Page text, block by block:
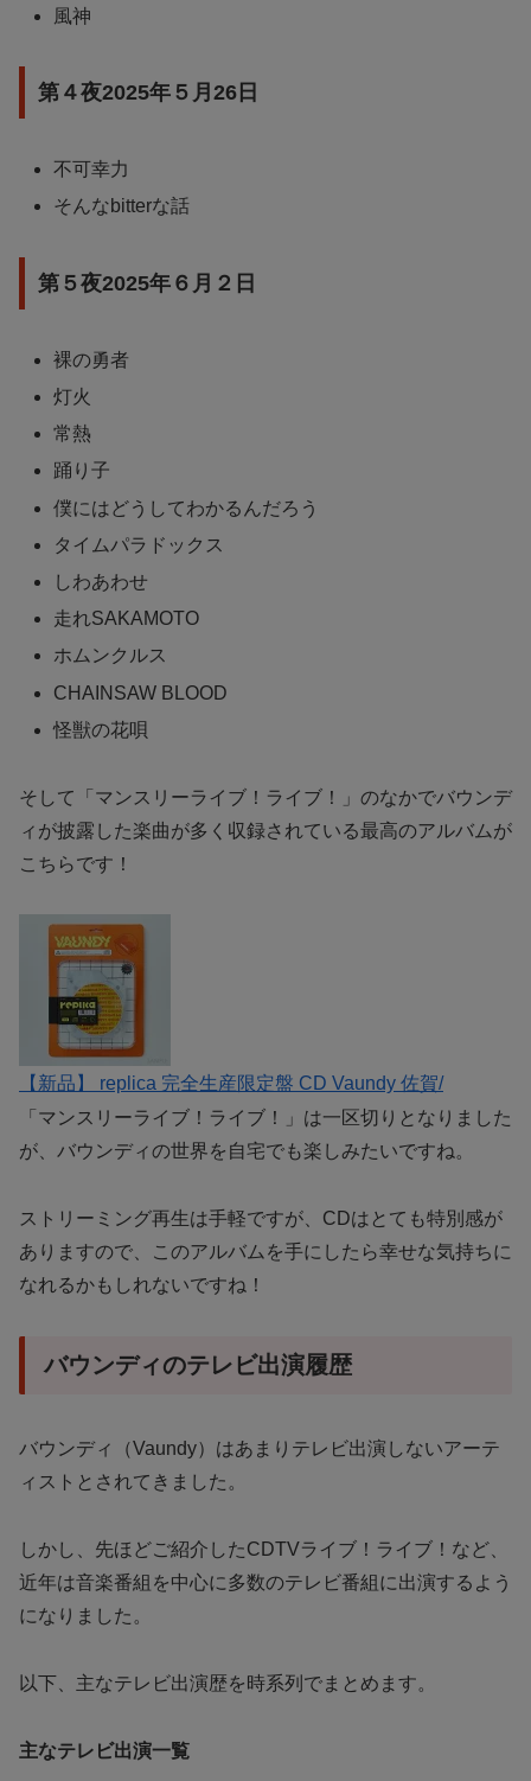
風神
第４夜2025年５月26日
不可幸力
そんなbitterな話
第５夜2025年６月２日
裸の勇者
灯火
常熱
踊り子
僕にはどうしてわかるんだろう
タイムパラドックス
しわあわせ
走れSAKAMOTO
ホムンクルス
CHAINSAW BLOOD
怪獣の花唄
そして「マンスリーライブ！ライブ！」のなかでバウンデ
ィが披露した楽曲が多く収録されている最高のアルバムが
こちらです！
【新品】 replica 完全生産限定盤 CD Vaundy 佐賀/
「マンスリーライブ！ライブ！」は一区切りとなりました
が、バウンディの世界を自宅でも楽しみたいですね。
ストリーミング再生は手軽ですが、CDはとても特別感が
ありますので、このアルバムを手にしたら幸せな気持ちに
なれるかもしれないですね！
バウンディのテレビ出演履歴
バウンディ（Vaundy）はあまりテレビ出演しないアーテ
ィストとされてきました。
しかし、先ほどご紹介したCDTVライブ！ライブ！など、
近年は音楽番組を中心に多数のテレビ番組に出演するよう
になりました。
以下、主なテレビ出演歴を時系列でまとめます。
主なテレビ出演一覧